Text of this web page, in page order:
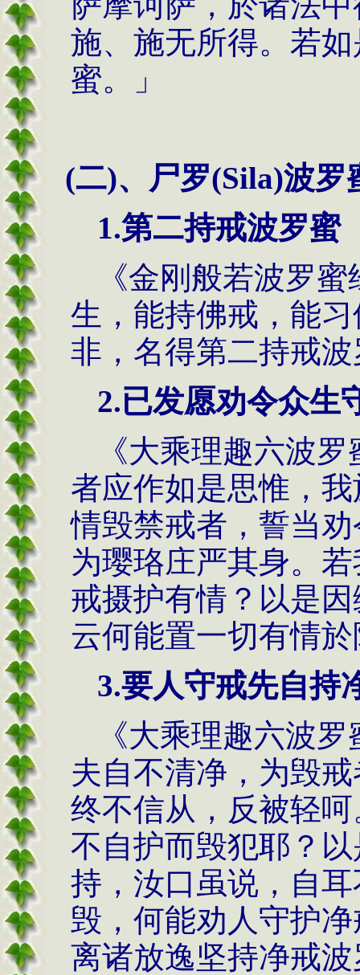
施、施无所得。若
蜜。」
(二)、尸罗(Sila)波罗
1.第二持戒波罗蜜
《金刚般若波罗
生，能持佛戒，能
非，名得第二持戒
2.已发愿劝令众生
《大乘理趣六波
者应作如是思惟，
情毁禁戒者，誓当
为璎珞庄严其身。
戒摄护有情？以是
云何能置一切有情
3.要人守戒先自持
《大乘理趣六波
夫自不清净，为毁
终不信从，反被轻
不自护而毁犯耶？
持，汝口虽说，自
毁，何能劝人守护
离诸放逸坚持净戒